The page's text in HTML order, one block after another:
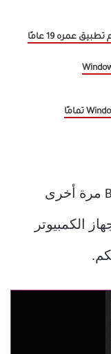
4 أسباب تدفعني لاستخدام تطبيق عمره 19 عامًا
اضغط على Bluetooth مرة أخرى
الكمبيوتر